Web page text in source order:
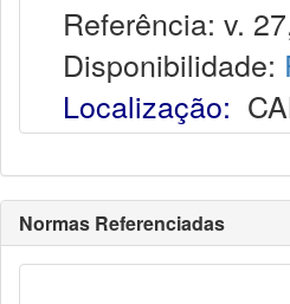
Referência: v.
Disponibilidade:
Localização:
Normas Referenciadas